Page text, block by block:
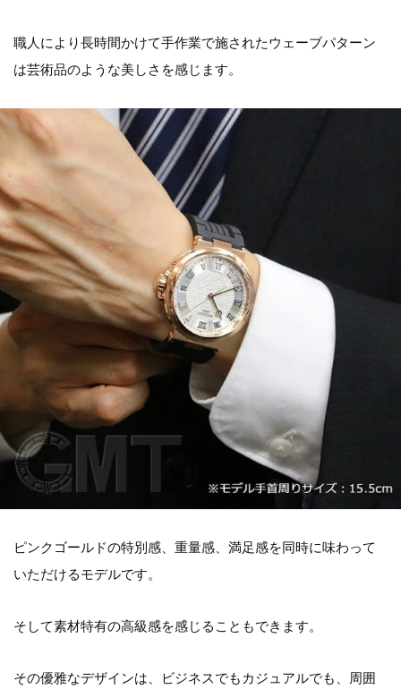
職人により長時間かけて手作業で施されたウェーブパターン
は芸術品のような美しさを感じます。
ピンクゴールドの特別感、重量感、満足感を同時に味わって
いただけるモデルです。
そして素材特有の高級感を感じることもできます。
その優雅なデザインは、ビジネスでもカジュアルでも、周囲